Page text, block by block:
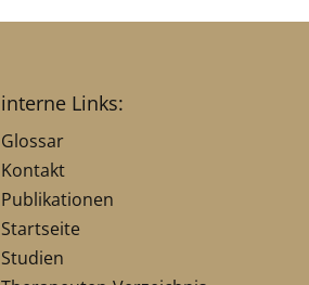
interne Links:
Glossar
Kontakt
Publikationen
Startseite
Studien